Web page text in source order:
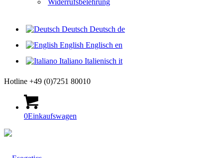
Widerrufsbelehrung
Deutsch Deutsch de
English Englisch en
Italiano Italienisch it
Hotline +49 (0)7251 80010
0Einkaufswagen